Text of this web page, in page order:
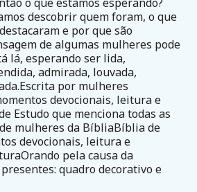
descobrir quem foram, o que
e por que são
de algumas mulheres pode
lá, esperando ser lida,
admirada, louvada,
por mulheres
devocionais, leitura e
Estudo que menciona todas as
mulheres da BíbliaBíblia de
devocionais, leitura e
pela causa da
quadro decorativo e